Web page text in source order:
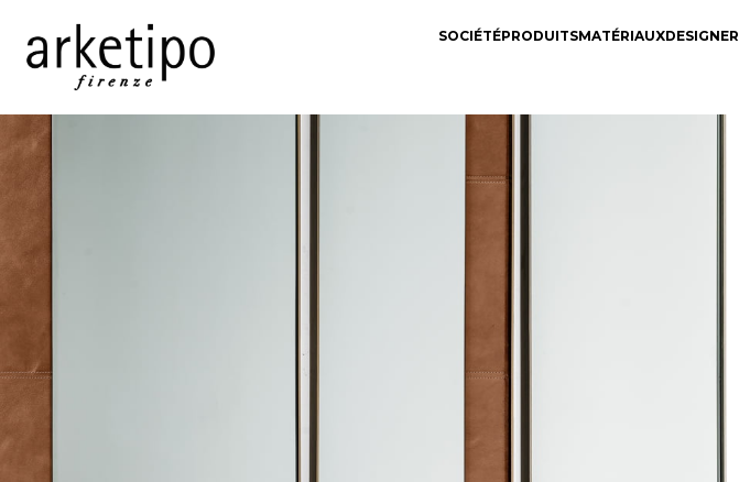
SOCIÉTÉPRODUITSMATÉRIAUXDESIGNER